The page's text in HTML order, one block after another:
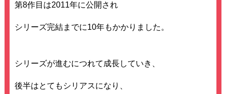
第8作目は2011年に公開され
シリーズ完結までに10年もかかりました。
シリーズが進むにつれて成長していき、
後半はとてもシリアスになり、